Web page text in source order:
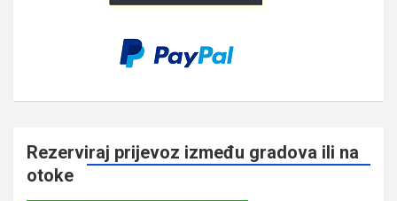
Rezerviraj prijevoz između gradova ili na
otoke